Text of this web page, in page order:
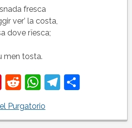
fresca
ver’ la costa,
dove rïesca;
men tosta.
Pinterest
Reddit
WhatsApp
Telegram
Purgatorio